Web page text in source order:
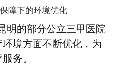
障下的环境优化
明的部分公立三甲医院
境方面不断优化，为
务。